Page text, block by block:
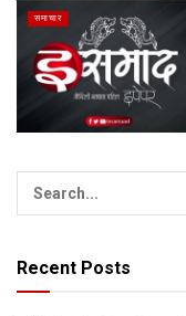
समाचार
Recent Posts